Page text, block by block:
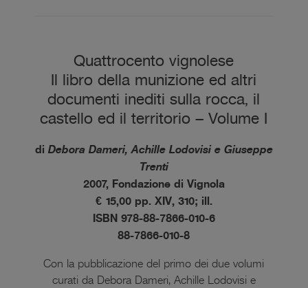
Quattrocento vignolese
Il libro della munizione ed altri
documenti inediti sulla rocca, il
castello ed il territorio – Volume I
di Debora Dameri, Achille Lodovisi e Giuseppe
Trenti
2007, Fondazione di Vignola
€ 15,00 pp. XIV, 310; ill.
ISBN 978-88-7866-010-6
88-7866-010-8
Con la pubblicazione del primo dei due volumi
curati da Debora Dameri, Achille Lodovisi e